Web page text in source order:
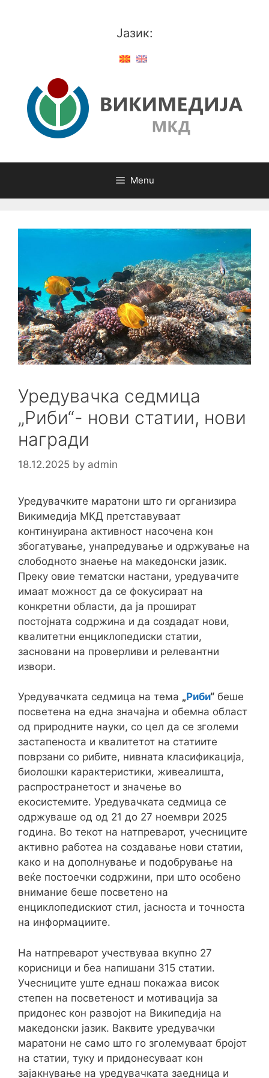
Јазик:
Menu
Уредувачка седмица
„Риби“- нови статии, нови
награди
18.12.2025 by admin
Уредувачките маратони што ги организира
Викимедија МКД претставуваат
континуирана активност насочена кон
збогатување, унапредување и одржување на
слободното знаење на македонски јазик.
Преку овие тематски настани, уредувачите
имаат можност да се фокусираат на
конкретни области, да ја прошират
постојната содржина и да создадат нови,
квалитетни енциклопедиски статии,
засновани на проверливи и релевантни
извори.
Уредувачката седмица на тема „Риби“ беше
посветена на една значајна и обемна област
од природните науки, со цел да се зголеми
застапеноста и квалитетот на статиите
поврзани со рибите, нивната класификација,
биолошки карактеристики, живеалишта,
распространетост и значење во
екосистемите. Уредувачката седмица се
одржуваше од од 21 до 27 ноември 2025
година. Во текот на натпреварот, учесниците
активно работеа на создавање нови статии,
како и на дополнување и подобрување на
веќе постоечки содржини, при што особено
внимание беше посветено на
енциклопедискиот стил, јасноста и точноста
на информациите.
На натпреварот учествуваа вкупно 27
корисници и беа напишани 315 статии.
Учесниците уште еднаш покажаа висок
степен на посветеност и мотивација за
придонес кон развојот на Википедија на
македонски јазик. Ваквите уредувачки
маратони не само што го зголемуваат бројот
на статии, туку и придонесуваат кон
зајакнување на уредувачката заедница и